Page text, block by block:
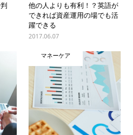
他の人よりも有利！？英語が
できれば資産運用の場でも活
躍できる
2017.06.07
マネーケア